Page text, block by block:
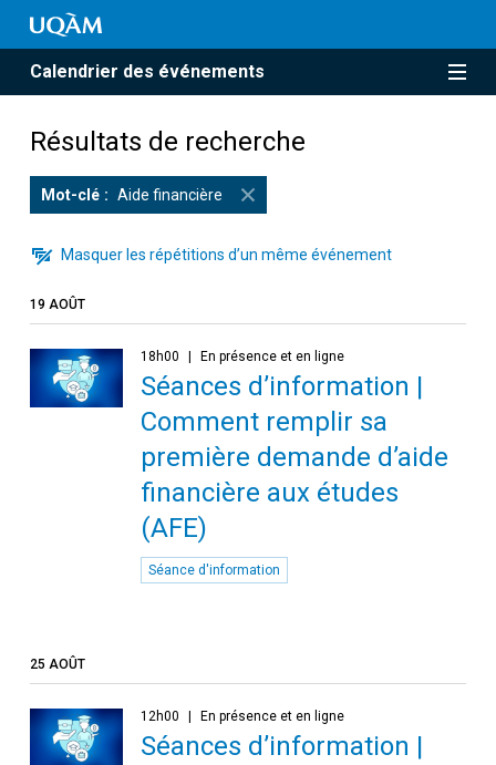
Calendrier des événements
Résultats de recherche
Mot-clé Aide financière
Masquer les répétitions d’un même événement
19 AOÛT
18h00 En présence et en ligne
Séances d’information |
Comment remplir sa
première demande d’aide
financière aux études
(AFE)
Séance d'information
25 AOÛT
12h00 En présence et en ligne
Séances d’information |